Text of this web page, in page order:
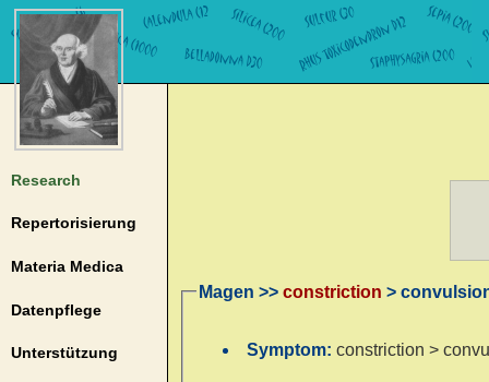
Research
Repertorisierung
Materia Medica
Datenpflege
Unterstützung
Magen >> constriction >
Symptom:constriction >